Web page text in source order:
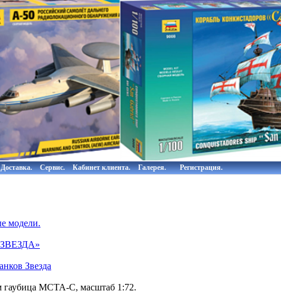
Доставка. Сервис. Кабинет клиента. Галерея. Регистрация.
модели.
Звезда
гаубица МСТА-С, масштаб 1:72.